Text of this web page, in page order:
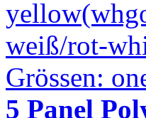
5 Panel